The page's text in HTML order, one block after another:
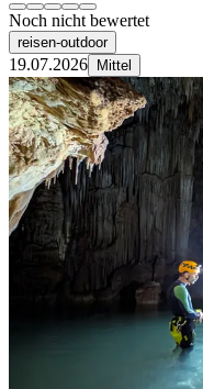
Noch nicht bewertet
reisen-outdoor
19.07.2026 Mittel